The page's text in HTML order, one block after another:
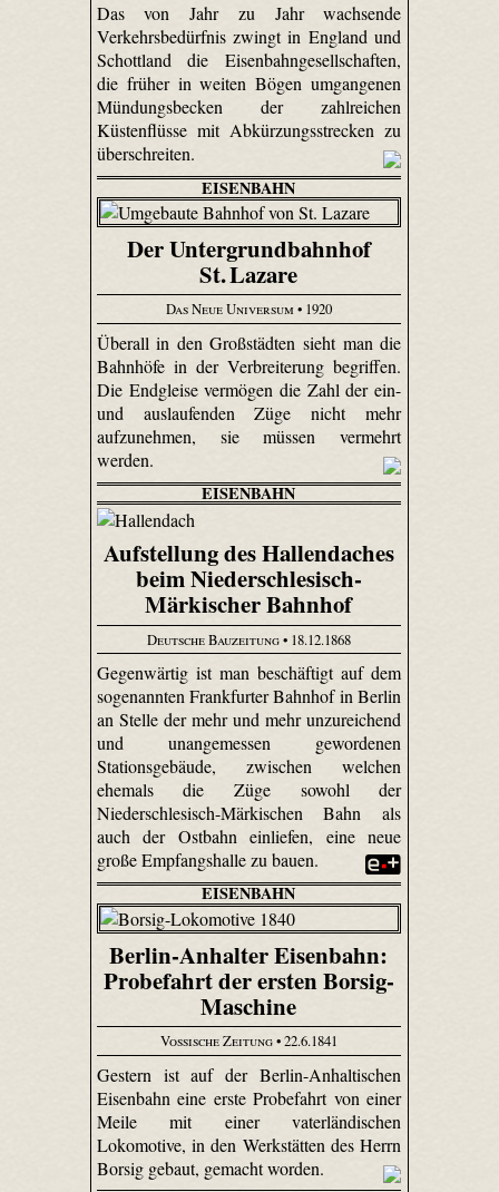
Das von Jahr zu Jahr wachsende
Verkehrsbedürfnis zwingt in England und
Schottland die Eisenbahngesellschaften,
die früher in weiten Bögen umgangenen
Mündungsbecken der zahlreichen
Küstenflüsse mit Abkürzungsstrecken zu
überschreiten.
EISENBAHN
Der Untergrundbahnhof
St. Lazare
Das Neue Universum• 1920
Überall in den Großstädten sieht man die
Bahnhöfe in der Verbreiterung begriffen.
Die Endgleise vermögen die Zahl der ein-
und auslaufenden Züge nicht mehr
aufzunehmen, sie müssen vermehrt
werden.
EISENBAHN
Aufstellung des Hallendaches
beim Niederschlesisch-
Märkischer Bahnhof
Deutsche Bauzeitung• 18.12.1868
Gegenwärtig ist man beschäftigt auf dem
sogenannten Frankfurter Bahnhof in Berlin
an Stelle der mehr und mehr unzureichend
und unangemessen gewordenen
Stationsgebäude, zwischen welchen
ehemals die Züge sowohl der
Niederschlesisch-Märkischen Bahn als
auch der Ostbahn einliefen, eine neue
große Empfangshalle zu bauen.
EISENBAHN
Berlin-Anhalter Eisenbahn:
Probefahrt der ersten Borsig-
Maschine
Vossische Zeitung• 22.6.1841
Gestern ist auf der Berlin-Anhaltischen
Eisenbahn eine erste Probefahrt von einer
Meile mit einer vaterländischen
Lokomotive, in den Werkstätten des Herrn
Borsig gebaut, gemacht worden.